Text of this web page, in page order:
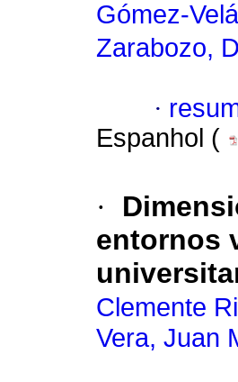
Gómez-
Zarabozo,
·
Espanhol (
·
entornos
Clemente
Vera, Juan